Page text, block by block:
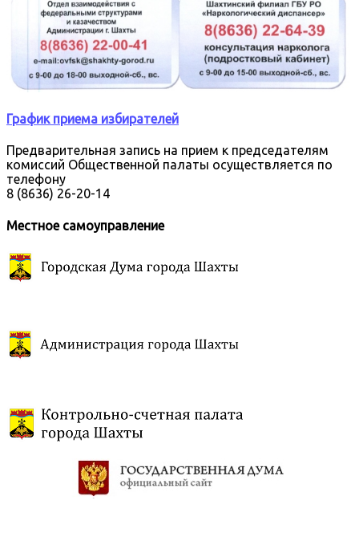
График приема избирателей
Предварительная запись на прием к председателям
комиссий Общественной палаты осуществляется по
телефону
8 (8636) 26-20-14
Местное самоуправление